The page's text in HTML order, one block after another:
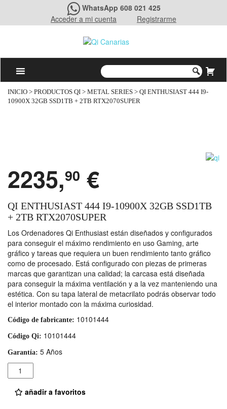
WhatsApp 608 021 425
Acceder a mi cuenta
Registrarme
INICIO > PRODUCTOS QI > METAL SERIES > QI ENTHUSIAST 444 I9-
10900X 32GB SSD1TB + 2TB RTX2070SUPER
2235,90 €
QI ENTHUSIAST 444 I9-10900X 32GB SSD1TB
+ 2TB RTX2070SUPER
Los Ordenadores Qi Enthusiast están diseñados y configurados
para conseguir el máximo rendimiento en uso Gaming, arte
gráfico y tareas que requiera un buen rendimiento tanto gráfico
como de procesado. Está configurado con piezas de primeras
marcas que garantizan una calidad; la carcasa está diseñada
para conseguir la máxima ventilación y a la vez manteniendo una
estética. Con su tapa lateral de metacrilato podrás observar todo
el interior montado con la máxima curiosidad.
Código de fabricante: 10101444
Código Qi: 10101444
Garantía: 5 Años
Cantidad
añadir a favoritos